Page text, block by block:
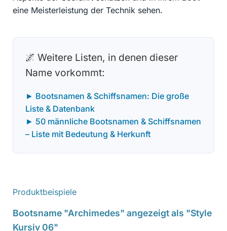
eine Meisterleistung der Technik sehen.
🌌 Weitere Listen, in denen dieser
Name vorkommt:
► Bootsnamen & Schiffsnamen: Die große
Liste & Datenbank
► 50 männliche Bootsnamen & Schiffsnamen
– Liste mit Bedeutung & Herkunft
Produktbeispiele
Bootsname "Archimedes" angezeigt als "Style
Kursiv 06"